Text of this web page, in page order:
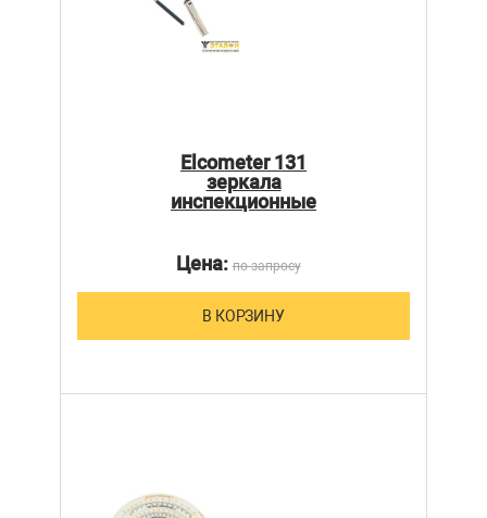
Elcometer 131
зеркала
инспекционные
Цена:по запросу
В КОРЗИНУ